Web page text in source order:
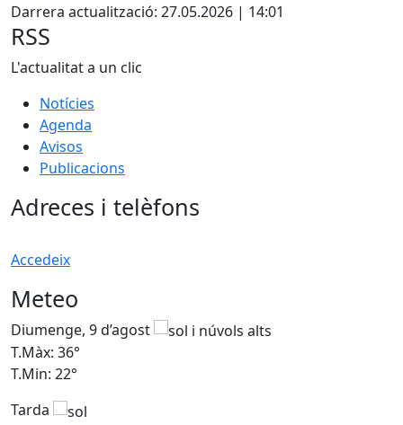
Darrera actualització: 27.05.2026 | 14:01
RSS
L'actualitat a un clic
Notícies
Agenda
Avisos
Publicacions
Adreces i telèfons
Accedeix
Meteo
Diumenge, 9 d’agost
T.Màx: 36°
T.Min: 22°
Tarda